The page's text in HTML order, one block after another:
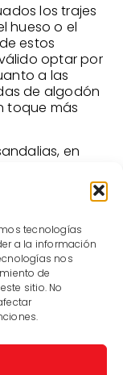
tecnologías
a la información
nos
de
sitio. No
los trajes
hueso o el
estos
optar por
a las
de algodón
toque más
en
algo
moda y
reúna las
de
y actual
diversidad de